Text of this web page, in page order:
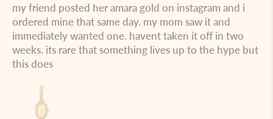
my friend posted her amara gold on instagram and i
ordered mine that same day. my mom saw it and
immediately wanted one. havent taken it off in two
weeks. its rare that something lives up to the hype but
this does